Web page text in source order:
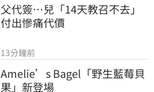
父代簽…兒「14天教召不去」
付出慘痛代價
13分鐘前
Amelie’s Bagel「野生藍莓貝
果」新登場